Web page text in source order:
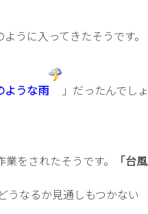
うに入ってきたそうです。
ような雨
」だったんでしょ
をされたそうです。 「台風
うなるか見通しもつかない